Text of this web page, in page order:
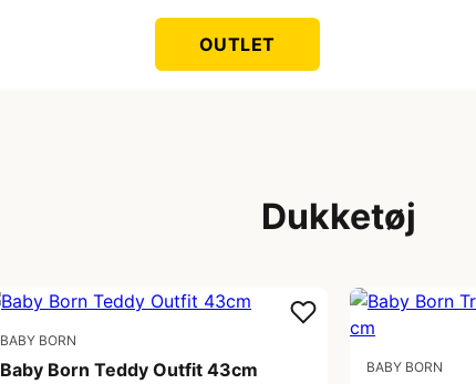
OUTLET
Dukketøj
BABY BORN
Baby Born Teddy Outfit 43cm BABY BORN